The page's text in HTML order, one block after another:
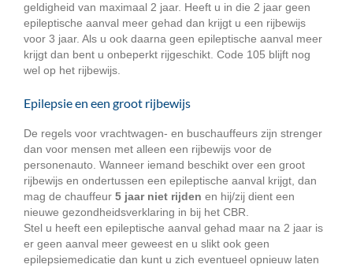
geldigheid van maximaal 2 jaar. Heeft u in die 2 jaar geen
epileptische aanval meer gehad dan krijgt u een rijbewijs
voor 3 jaar. Als u ook daarna geen epileptische aanval meer
krijgt dan bent u onbeperkt rijgeschikt. Code 105 blijft nog
wel op het rijbewijs.
Epilepsie en een groot rijbewijs
De regels voor vrachtwagen- en buschauffeurs zijn strenger
dan voor mensen met alleen een rijbewijs voor de
personenauto. Wanneer iemand beschikt over een groot
rijbewijs en ondertussen een epileptische aanval krijgt, dan
mag de chauffeur 5 jaar niet rijden en hij/zij dient een
nieuwe gezondheidsverklaring in bij het CBR.
Stel u heeft een epileptische aanval gehad maar na 2 jaar is
er geen aanval meer geweest en u slikt ook geen
epilepsiemedicatie dan kunt u zich eventueel opnieuw laten